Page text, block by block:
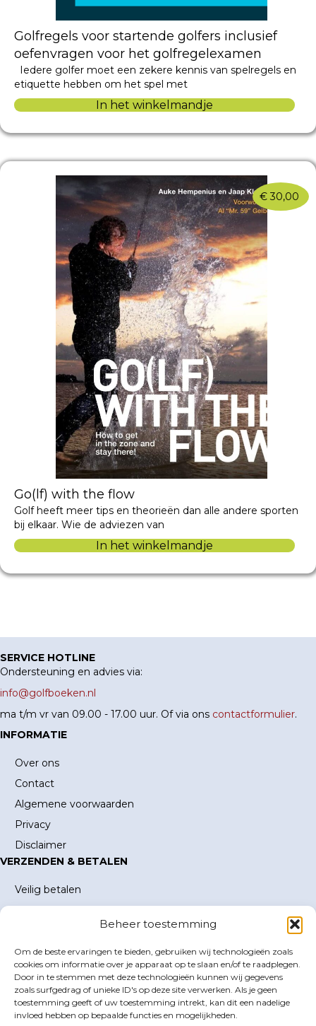
Beheer toestemming
Om de beste ervaringen te bieden, gebruiken wij technologieën zoals
cookies om informatie over je apparaat op te slaan en/of te raadplegen.
Door in te stemmen met deze technologieën kunnen wij gegevens
zoals surfgedrag of unieke ID's op deze site verwerken. Als je geen
toestemming geeft of uw toestemming intrekt, kan dit een nadelige
invloed hebben op bepaalde functies en mogelijkheden.
Golfregels voor startende golfers inclusief
oefenvragen voor het golfregelexamen
Iedere golfer moet een zekere kennis van spelregels en
etiquette hebben om het spel met
In het winkelmandje
€ 30,00
Go(lf) with the flow
Golf heeft meer tips en theorieën dan alle andere sporten
bij elkaar. Wie de adviezen van
In het winkelmandje
SERVICE HOTLINE
Ondersteuning en advies via:
info@golfboeken.nl
ma t/m vr van 09.00 - 17.00 uur. Of via ons contactformulier.
INFORMATIE
Over ons
Contact
Algemene voorwaarden
Privacy
Disclaimer
VERZENDEN & BETALEN
Veilig betalen
Verzending en verzendkosten
MIJN ACCOUNT
Mijn account
Winkelwagen
Inloggen